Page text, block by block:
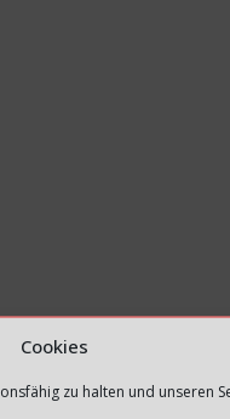
Cookies
zu halten und unseren